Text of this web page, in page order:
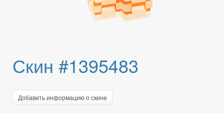
Скин #1395483
Добавить информацию о скине